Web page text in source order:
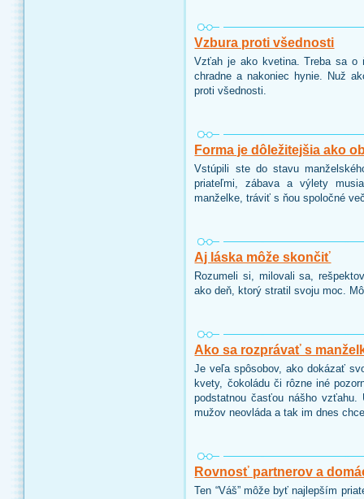
Vzbura proti všednosti
Vzťah je ako kvetina. Treba sa o
chradne a nakoniec hynie. Nuž
proti všednosti.
Forma je dôležitejšia ako
Vstúpili ste do stavu
priateľmi, zábava a výlety
manželke, tráviť s ňou spoločné
Aj láska môže skončiť
Rozumeli si, milovali sa,
ako deň, ktorý stratil svoju moc.
Ako sa rozprávať s
Je veľa spôsobov, ako dokázať
kvety, čokoládu či rôzne iné
podstatnou časťou nášho
mužov neovláda a tak im dnes
Rovnosť partnerov a
Ten “Váš” môže byť najlepším